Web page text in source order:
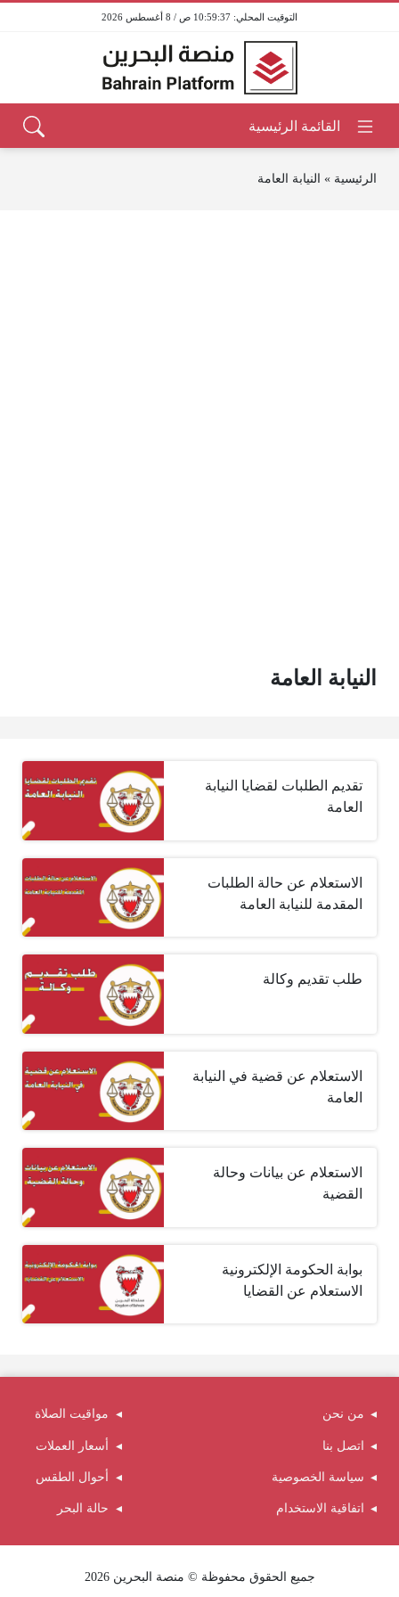
10:59:37 ص / 8 أغسطس 2026
الرئيسية » النيابة العامة
النيابة العامة
تقديم الطلبات لقضايا النيابة
العامة
الاستعلام عن حالة الطلبات
المقدمة للنيابة ‏العامة
طلب تقديم وكالة
الاستعلام عن قضية في النيابة
العامة
الاستعلام عن بيانات وحالة
القضية
بوابة الحكومة الإلكترونية
الاستعلام عن القضايا
من نحن
اتصل بنا
سياسة الخصوصية
اتفاقية الاستخدام
مواقيت الصلاة
أسعار العملات
أحوال الطقس
حالة البحر
جميع الحقوق محفوظة © منصة البحرين 2026